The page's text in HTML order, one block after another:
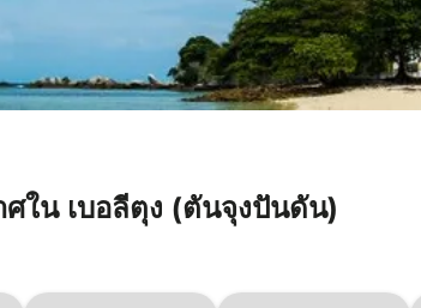
ใน เบอลีตุง (ตันจุงปันดัน)